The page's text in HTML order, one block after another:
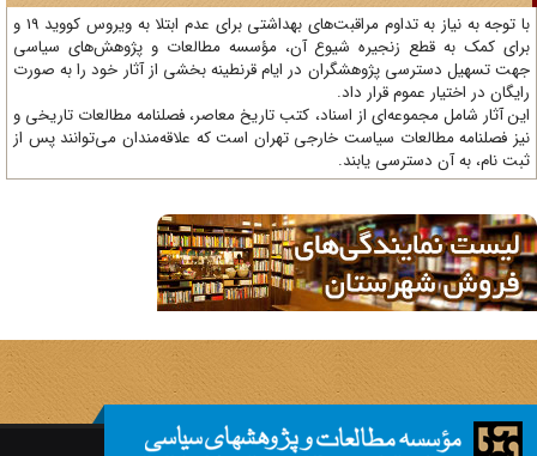
با توجه به نیاز به تداوم مراقبت‌های بهداشتی برای عدم ابتلا به ویروس کووید 19 و
کمک به قطع زنجیره شیوع آن، مؤسسه مطالعات و پژوهش‌های سیاسی
تسهیل دسترسی پژوهشگران در ایام قرنطینه بخشی از آثار خود را به صورت
در اختیار عموم قرار داد.
آثار شامل مجموعه‌ای از اسناد، کتب تاریخ معاصر، فصلنامه‌ مطالعات تاریخی و
فصلنامه مطالعات سیاست خارجی تهران است که علاقه‌مندان می‌توانند پس از
نام، به آن دسترسی یابند.